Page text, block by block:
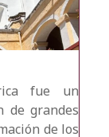
fue un
de grandes
de los